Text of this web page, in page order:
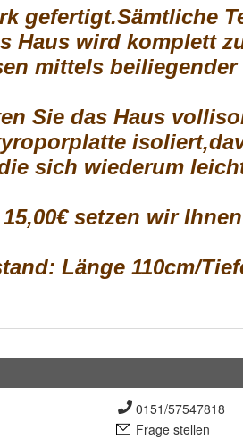
0151/57547818
Frage stellen